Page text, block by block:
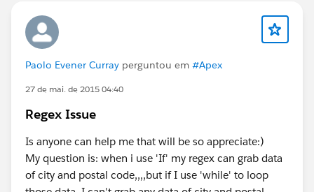
Paolo Evener Curray perguntou em #Apex
27 de mai. de 2015 04:40
Regex Issue
Is anyone can help me that will be so appreciate:)
My question is: when i use 'If' my regex can grab data
of city and postal code,,,,but if I use 'while' to loop